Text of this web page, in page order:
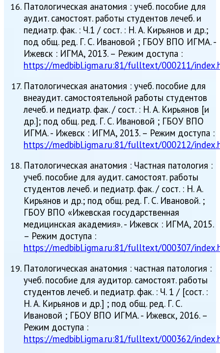
Патологическая анатомия : учеб. пособие для
аудит. самостоят. работы студентов лечеб. и
педиатр. фак. : Ч.1 / сост. : Н. А. Кирьянов и др.;
под общ. ред. Г. С. Ивановой ; ГБОУ ВПО ИГМА. -
Ижевск : ИГМА, 2013. – Режим доступа :
https://medbibl.igma.ru:81/fulltext/000211/
Патологическая анатомия : учеб. пособие для
внеаудит. самостоятельной работы студентов
лечеб. и педиатр. фак. / сост. : Н. А. Кирьянов [и
др.]; под общ. ред. Г. С. Ивановой ; ГБОУ ВПО
ИГМА. - Ижевск : ИГМА, 2013. – Режим доступа :
https://medbibl.igma.ru:81/fulltext/000212/
Патологическая анатомия : Частная патология :
учеб. пособие для аудит. самостоят. работы
студентов лечеб. и педиатр. фак. / сост. : Н. А.
Кирьянов и др.; под общ. ред. Г. С. Ивановой. ;
ГБОУ ВПО «Ижевская государственная
медицинская академия». - Ижевск : ИГМА, 2015.
– Режим доступа :
https://medbibl.igma.ru:81/fulltext/000307/
Патологическая анатомия : частная патология :
учеб. пособие для аудитор. самостоят. работы
студентов лечеб. и педиатр. фак. : Ч. 1 / [сост. :
Н. А. Кирьянов и др.] ; под общ. ред. Г. С.
Ивановой ; ГБОУ ВПО ИГМА. - Ижевск, 2016. –
Режим доступа :
https://medbibl.igma.ru:81/fulltext/000362/